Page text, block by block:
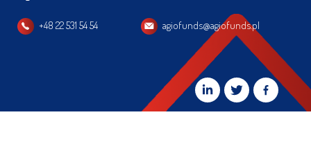
+48 22 531 54 54 agiofunds@agiofunds.pl